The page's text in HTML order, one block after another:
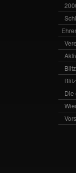
Die